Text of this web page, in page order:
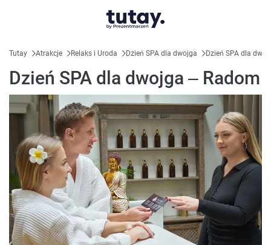
Tutay Atrakcje Relaks i Uroda Dzień SPA dla dwojga Dzień SPA dla
Dzień SPA dla dwojga – Radom